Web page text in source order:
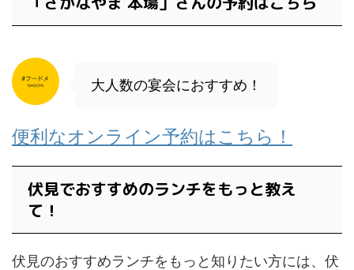
大人数の宴会におすすめ！
便利なオンライン予約はこちら！
伏見でおすすめのランチをもっと教え
て！
伏見のおすすめランチをもっと知りたい方には、伏